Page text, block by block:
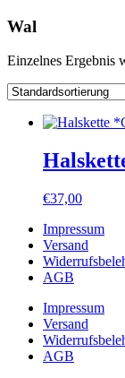
Wal
Einzelnes Ergebnis
€37,00
Impressum
Versand
AGB
Impressum
Versand
AGB